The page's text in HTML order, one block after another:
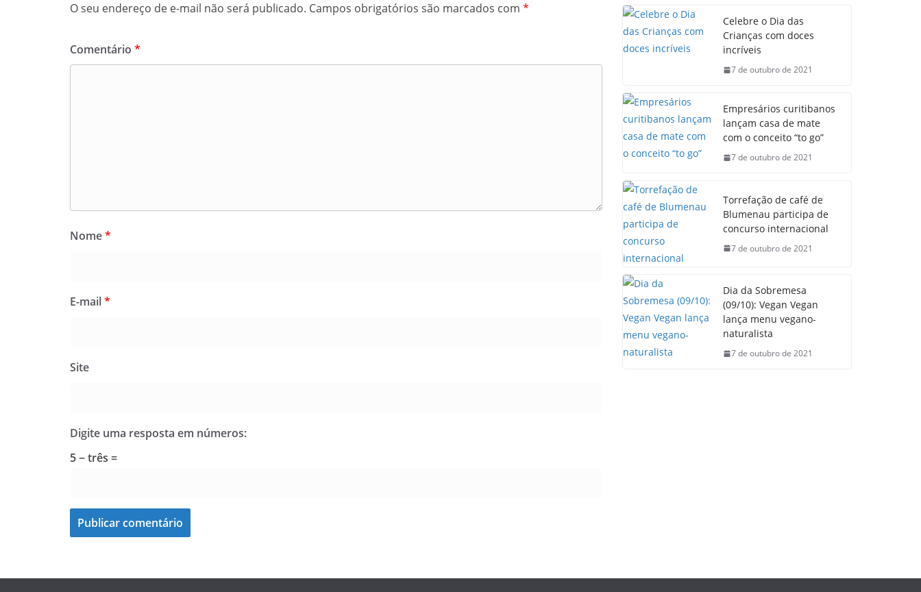
O seu endereço de e-mail não será publicado. Campos obrigatórios são marcados com *
Comentário *
Nome*
E-mail*
Site
Digite uma resposta em números:
5 − três =
Celebre o Dia das
Crianças com doces
incríveis
7 de outubro de 2021
Empresários curitibanos
lançam casa de mate
com o conceito “to go”
7 de outubro de 2021
Torrefação de café de
Blumenau participa de
concurso internacional
7 de outubro de 2021
Dia da Sobremesa
(09/10): Vegan Vegan
lança menu vegano-
naturalista
7 de outubro de 2021